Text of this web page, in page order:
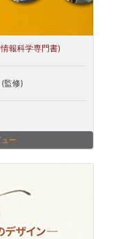
報科学専門書)
監修)
ー